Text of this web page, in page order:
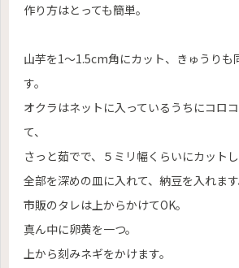
作り方はとっても簡単。
山芋を1〜1.5cm角にカット、きゅうりも
す。
オクラはネットに入っているうちにコロ
て、
さっと茹でで、５ミリ幅くらいにカットし
全部を深めの皿に入れて、納豆を入れます
市販のタレは上からかけてOK。
真ん中に卵黄を一つ。
上から刻みネギをかけます。